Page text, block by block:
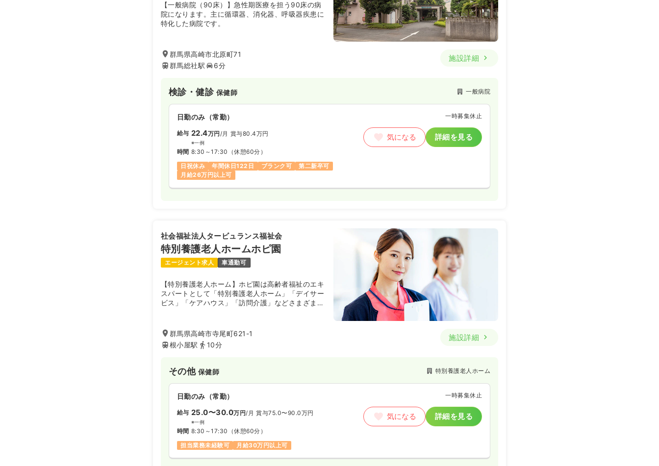
【一般病院（90床）】急性期医療を担う90床の病
院になります。主に循環器、消化器、呼吸器疾患に
特化した病院です。
群馬県高崎市北原町71
群馬総社駅
6分
施設詳細
検診・健診 保健師 一般病院
日勤のみ（常勤） 一時募集休止
給与 22.4万円 /月 賞与80.4万円
※一例
時間 8:30～17:30 （休憩60分）
日祝休み
年間休日122日 ブランク可
第二新卒可
月給26万円以上可
気になる 詳細を見る
社会福祉法人タービュランス福祉会
特別養護老人ホームホピ園
エージェント求人 車通勤可
【特別養護老人ホーム】ホピ園は高齢者福祉のエキ
スパートとして「特別養護老人ホーム」「デイサー
ビス」「ケアハウス」「訪問介護」などさまざまな
ビ荘、訪問介護、特別養護老人ホーム南八幡友の
家、グループホーム根小屋、グループホーム乗附の
6施設3事業所からなっている法人です。
群馬県高崎市寺尾町621-1
根小屋駅
10分
施設詳細
その他 保健師 特別養護老人ホーム
日勤のみ（常勤） 一時募集休止
給与 25.0〜30.0万円/月 賞与75.0〜90.0万円
※一例
時間 8:30～17:30 （休憩60分）
担当業務未経験可
月給30万円以上可
気になる 詳細を見る